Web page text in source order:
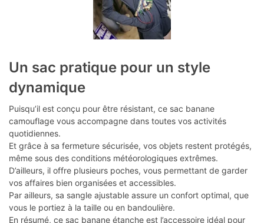
Un sac pratique pour un style
dynamique
Puisqu’il est conçu pour être résistant, ce sac banane
camouflage vous accompagne dans toutes vos activités
quotidiennes.
Et grâce à sa fermeture sécurisée, vos objets restent protégés,
même sous des conditions météorologiques extrêmes.
D’ailleurs, il offre plusieurs poches, vous permettant de garder
vos affaires bien organisées et accessibles.
Par ailleurs, sa sangle ajustable assure un confort optimal, que
vous le portiez à la taille ou en bandoulière.
En résumé, ce sac banane étanche est l’accessoire idéal pour